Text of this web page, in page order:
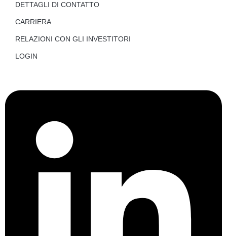
DETTAGLI DI CONTATTO
CARRIERA
RELAZIONI CON GLI INVESTITORI
LOGIN